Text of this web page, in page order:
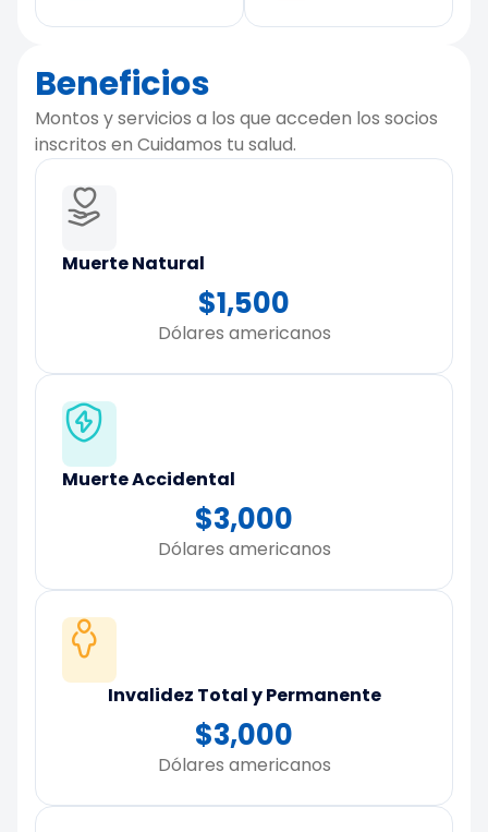
Beneficios
Montos y servicios a los que acceden los socios
inscritos en Cuidamos tu salud.
Muerte Natural
$1,500
Dólares americanos
Muerte Accidental
$3,000
Dólares americanos
Invalidez Total y Permanente
$3,000
Dólares americanos